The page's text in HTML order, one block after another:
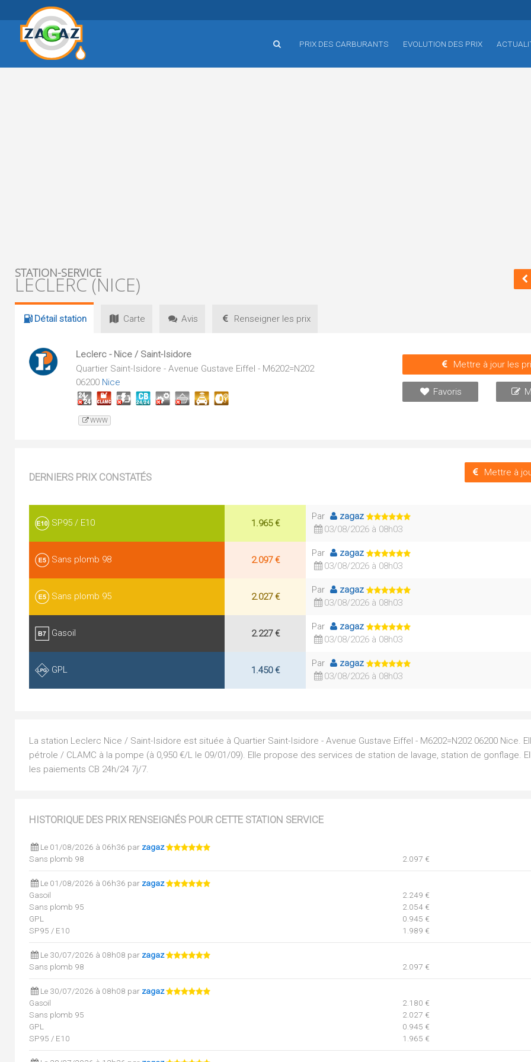
PRIX DES CARBURANTS EVOLUTION DES PRIX
STATION-SERVICE
LECLERC (NICE)
Détail station Carte Avis Renseigner les prix
Leclerc - Nice / Saint-Isidore
Quartier Saint-Isidore - Avenue Gustave Eiffel - M6202=N202
06200 Nice
WWW
Mettre à jour les
Favoris
DERNIERS PRIX CONSTATÉS Mettre à
SP95 / E10 1.965 €
Par
zagaz
03/08/2026 à 08h03
Sans plomb 98 2.097 €
Par
zagaz
03/08/2026 à 08h03
Sans plomb 95 2.027 €
Par
zagaz
03/08/2026 à 08h03
Gasoil 2.227 €
Par
zagaz
03/08/2026 à 08h03
GPL 1.450 €
Par
zagaz
03/08/2026 à 08h03
La station Leclerc Nice / Saint-Isidore est située à Quartier Saint-Isidore - Avenue Gustave Eiffel - M6202=N202 06200 Nice.
pétrole / CLAMC à la pompe (à 0,950 €/L le 09/01/09). Elle propose des services de station de lavage, station de gonflage.
les paiements CB 24h/24 7j/7.
HISTORIQUE DES PRIX RENSEIGNÉS POUR CETTE STATION SERVICE
Le 01/08/2026 à 06h36 par zagaz
Sans plomb 98
2.097 €
Le 01/08/2026 à 06h36 par zagaz
Gasoil
2.249 €
Sans plomb 95
2.054 €
GPL
0.945 €
SP95 / E10
1.989 €
Le 30/07/2026 à 08h08 par zagaz
Sans plomb 98
2.097 €
Le 30/07/2026 à 08h08 par zagaz
Gasoil
2.180 €
Sans plomb 95
2.027 €
GPL
0.945 €
SP95 / E10
1.965 €